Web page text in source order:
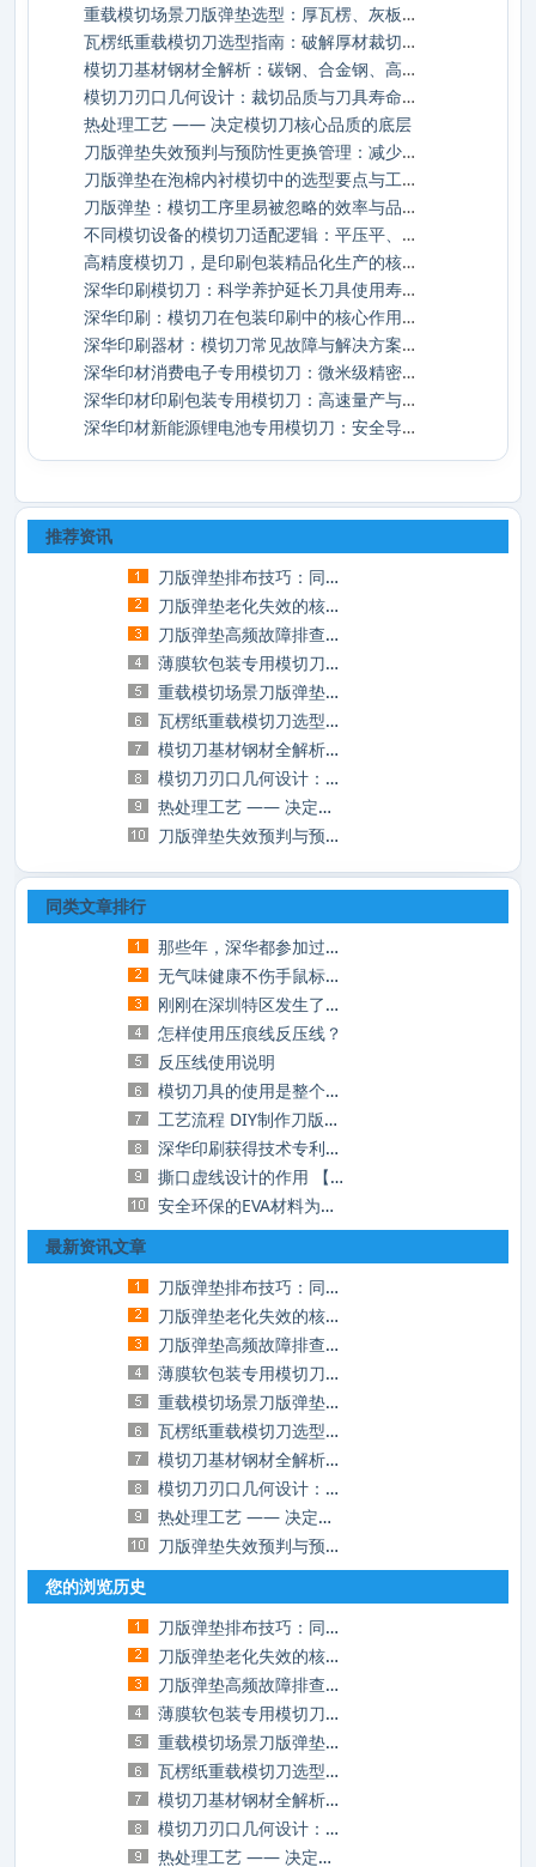
重载模切场景刀版弹垫选型：厚瓦楞、灰板加
瓦楞纸重载模切刀选型指南：破解厚材裁切的
模切刀基材钢材全解析：碳钢、合金钢、高速
模切刀刃口几何设计：裁切品质与刀具寿命的
热处理工艺 —— 决定模切刀核心品质的底层
刀版弹垫失效预判与预防性更换管理：减少停
刀版弹垫在泡棉内衬模切中的选型要点与工艺
刀版弹垫：模切工序里易被忽略的效率与品质
不同模切设备的模切刀适配逻辑：平压平、圆
高精度模切刀，是印刷包装精品化生产的核心
深华印刷模切刀：科学养护延长刀具使用寿命
深华印刷：模切刀在包装印刷中的核心作用与
深华印刷器材：模切刀常见故障与解决方案详
深华印材消费电子专用模切刀：微米级精密模
深华印材印刷包装专用模切刀：高速量产与成
深华印材新能源锂电池专用模切刀：安全导向
推荐资讯
刀版弹垫排布技巧：同样的垫，不一样的模切
刀版弹垫老化失效的核心诱因与长效延寿实操
刀版弹垫高频故障排查与实操解决方案，告别
薄膜软包装专用模切刀选型：解决粘刀、拉丝
重载模切场景刀版弹垫选型：厚瓦楞、灰板加
瓦楞纸重载模切刀选型指南：破解厚材裁切的
模切刀基材钢材全解析：碳钢、合金钢、高速
模切刀刃口几何设计：裁切品质与刀具寿命的
热处理工艺 —— 决定模切刀核心品质的底层
刀版弹垫失效预判与预防性更换管理：减少停
同类文章排行
那些年，深华都参加过那些展会
无气味健康不伤手鼠标垫EVA材料 中高档理想
刚刚在深圳特区发生了一场地震，你知道吗？
怎样使用压痕线反压线？
反压线使用说明
模切刀具的使用是整个模切过程中至为关键的
工艺流程 DIY制作刀版——看图就会做
深华印刷获得技术专利多项
撕口虚线设计的作用 【模切资讯】
安全环保的EVA材料为孩子的成长保驾护航
最新资讯文章
刀版弹垫排布技巧：同样的垫，不一样的模切
刀版弹垫老化失效的核心诱因与长效延寿实操
刀版弹垫高频故障排查与实操解决方案，告别
薄膜软包装专用模切刀选型：解决粘刀、拉丝
重载模切场景刀版弹垫选型：厚瓦楞、灰板加
瓦楞纸重载模切刀选型指南：破解厚材裁切的
模切刀基材钢材全解析：碳钢、合金钢、高速
模切刀刃口几何设计：裁切品质与刀具寿命的
热处理工艺 —— 决定模切刀核心品质的底层
刀版弹垫失效预判与预防性更换管理：减少停
您的浏览历史
刀版弹垫排布技巧：同样的垫，不一样的模切
刀版弹垫老化失效的核心诱因与长效延寿实操
刀版弹垫高频故障排查与实操解决方案，告别
薄膜软包装专用模切刀选型：解决粘刀、拉丝
重载模切场景刀版弹垫选型：厚瓦楞、灰板加
瓦楞纸重载模切刀选型指南：破解厚材裁切的
模切刀基材钢材全解析：碳钢、合金钢、高速
模切刀刃口几何设计：裁切品质与刀具寿命的
热处理工艺 —— 决定模切刀核心品质的底层